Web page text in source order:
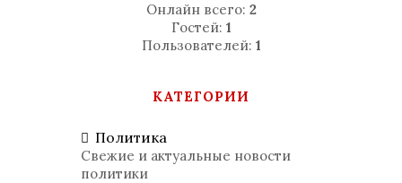
Онлайн всего: 2
Гостей: 1
Пользователей: 1
КАТЕГОРИИ
Политика
Свежие и актуальные новости
политики